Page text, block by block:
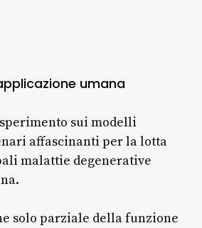
umana
sui modelli
affascinanti per la lotta
malattie degenerative
solo parziale della funzione